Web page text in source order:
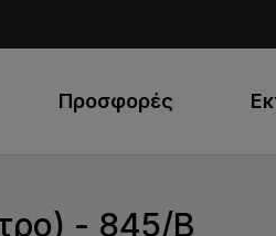
Προσφορές
- 845/B